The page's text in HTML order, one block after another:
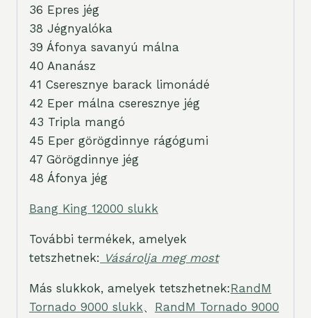
36 Epres jég
38 Jégnyalóka
39 Áfonya savanyú málna
40 Ananász
41 Cseresznye barack limonádé
42 Eper málna cseresznye jég
43 Tripla mangó
45 Eper görögdinnye rágógumi
47 Görögdinnye jég
48 Áfonya jég
Bang King 12000 slukk
További termékek, amelyek
tetszhetnek: Vásárolja meg most
Más slukkok, amelyek tetszhetnek:RandM
Tornado 9000 slukk、 RandM Tornado 9000